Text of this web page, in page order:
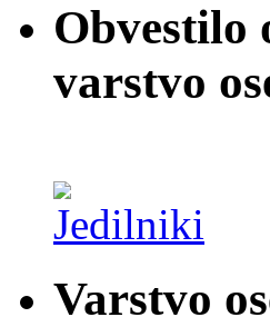
Obvestilo
varstvo
Varstvo